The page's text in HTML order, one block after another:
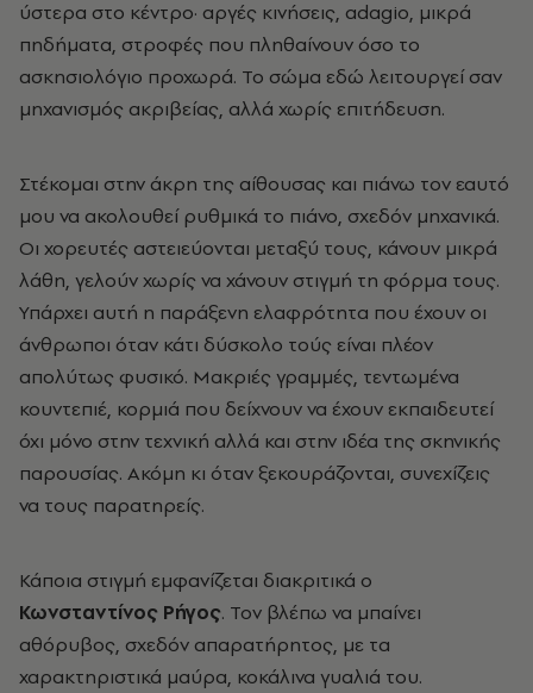
ύστερα στο κέντρο· αργές κινήσεις, adagio, μικρά
πηδήματα, στροφές που πληθαίνουν όσο το
ασκησιολόγιο προχωρά. Το σώμα εδώ λειτουργεί σαν
μηχανισμός ακριβείας, αλλά χωρίς επιτήδευση.
Στέκομαι στην άκρη της αίθουσας και πιάνω τον εαυτό
μου να ακολουθεί ρυθμικά το πιάνο, σχεδόν μηχανικά.
Οι χορευτές αστειεύονται μεταξύ τους, κάνουν μικρά
λάθη, γελούν χωρίς να χάνουν στιγμή τη φόρμα τους.
Υπάρχει αυτή η παράξενη ελαφρότητα που έχουν οι
άνθρωποι όταν κάτι δύσκολο τούς είναι πλέον
απολύτως φυσικό. Μακριές γραμμές, τεντωμένα
κουντεπιέ, κορμιά που δείχνουν να έχουν εκπαιδευτεί
όχι μόνο στην τεχνική αλλά και στην ιδέα της σκηνικής
παρουσίας. Ακόμη κι όταν ξεκουράζονται, συνεχίζεις
να τους παρατηρείς.
Κάποια στιγμή εμφανίζεται διακριτικά ο
Κωνσταντίνος Ρήγος. Τον βλέπω να μπαίνει
αθόρυβος, σχεδόν απαρατήρητος, με τα
χαρακτηριστικά μαύρα, κοκάλινα γυαλιά του.